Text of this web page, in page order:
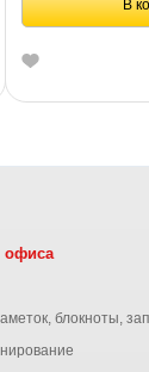
В
офиса
блокноты,